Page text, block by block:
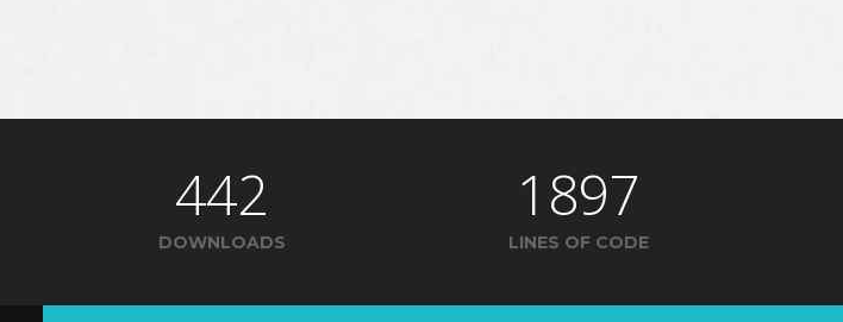
442
DOWNLOADS
1897
LINES OF CODE